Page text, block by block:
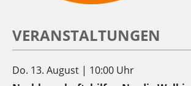
VERANSTALTUNGEN
Do. 13. August | 10:00 Uhr